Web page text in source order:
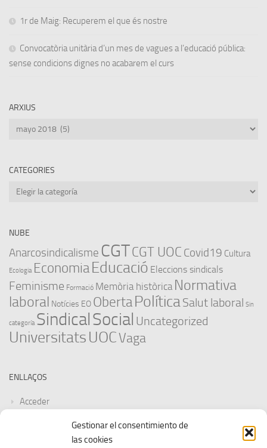
Gestionar el consentimiento de
las cookies
1r de Maig: Recuperem el que és nostre
Convocatòria unitària d’un mes de vagues a l’educació pública:
sense condicions dignes no acabarem el curs
ARXIUS
Arxius
CATEGORIES
Categories
NUBE
Anarcosindicalisme CGTCGT UOC Covid19 Cultura
Ecologia EconomiaEducació Eleccions sindicals
Feminisme Formació Memòria històrica Normativa
laboral Notícies EO ObertaPolíticaSalut laboral Sin
categoría SindicalSocial Uncategorized
UniversitatsUOCVaga
ENLLAÇOS
Acceder
Feed de entradas